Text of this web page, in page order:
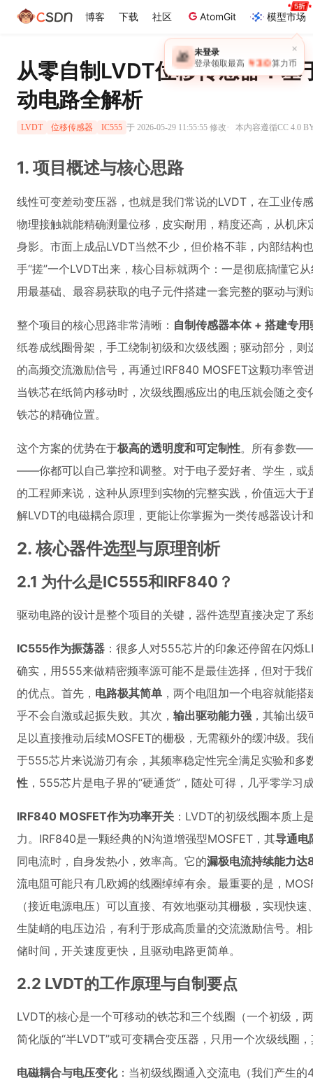
博客 下载 社区 AtomGit 模型市场
×
🎁 未登录
登录领取最高 ￥30 算力币
从零自制LVDT位移传感器：
动电路全解析
LVDT 位移传感器 IC555 于 2026-05-29 11:55:55 修改· 本内容遵循CC 4.0
1. 项目概述与核心思路
线性可变差动变压器，也就是我们常说的LVDT，在工业传
物理接触就能精确测量位移，皮实耐用，精度还高，从机
身影。市面上成品LVDT当然不少，但价格不菲，内部结构
手“搓”一个LVDT出来，核心目标就两个：一是彻底搞懂它
用最基础、最容易获取的电子元件搭建一套完整的驱动与测
整个项目的核心思路非常清晰： 自制传感器本体 + 搭建专用
纸卷成线圈骨架，手工绕制初级和次级线圈；驱动部分，
的高频交流激励信号，再通过IRF840 MOSFET这颗功率管
当铁芯在纸筒内移动时，次级线圈感应出的电压就会随之
铁芯的精确位置。
这个方案的优势在于极高的透明度和可定制性。所有参数
——你都可以自己掌控和调整。对于电子爱好者、学生，或
的工程师来说，这种从原理到实物的完整实践，价值远大
解LVDT的电磁耦合原理，更能让你掌握为一类传感器设计
2. 核心器件选型与原理剖析
2.1 为什么是IC555和IRF840？
驱动电路的设计是整个项目的关键，器件选型直接决定了系
IC555作为振荡器 ：很多人对555芯片的印象还停留在闪烁
确实，用555来做精密频率源可能不是最佳选择，但对于我
的优点。首先， 电路极其简单 ，两个电阻加一个电容就能
乎不会自激或起振失败。其次， 输出驱动能力强 ，其输出
足以直接推动后续MOSFET的栅极，无需额外的缓冲级。
于555芯片来说游刃有余，其频率稳定性完全满足实验和多
性 ，555芯片是电子界的“硬通货”，随处可得，几乎零学习
IRF840 MOSFET作为功率开关 ：LVDT的初级线圈本质上
力。IRF840是一颗经典的N沟道增强型MOSFET，其导通电
同电流时，自身发热小，效率高。它的漏极电流持续能力达
流电阻可能只有几欧姆的线圈绰绰有余。最重要的是，
（接近电源电压）可以直接、有效地驱动其栅极，实现快
生陡峭的电压边沿，有利于形成高质量的交流激励信号。
储时间，开关速度更快，且驱动电路更简单。
2.2 LVDT的工作原理与自制要点
LVDT的核心是一个可移动的铁芯和三个线圈（一个初级，
简化版的“半LVDT”或可变耦合变压器，只用一个次级线圈
电磁耦合与电压变化：当初级线圈通入交流电（我们产生